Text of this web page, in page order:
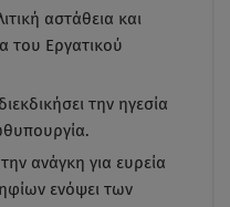
αστάθεια και
του Εργατικού
την ηγεσία
ανάγκη για ευρεία
ενόψει των